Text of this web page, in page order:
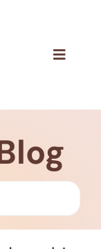
Toggle
İletişim